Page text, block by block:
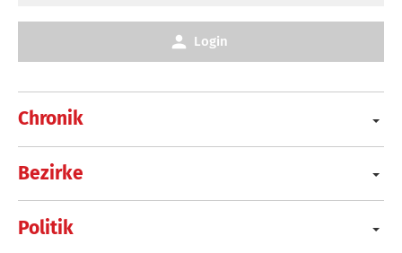
Chronik
Bezirke
Politik
Login